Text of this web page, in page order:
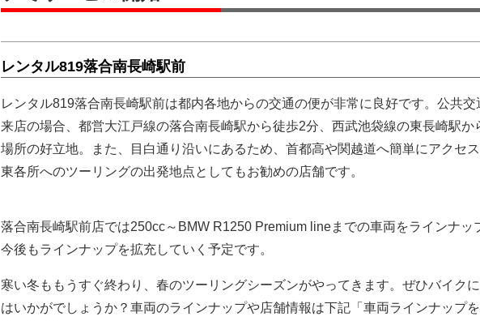
レンタル819落合南長崎駅前
レンタル819落合南長崎駅前は都内各地からの交通の便が非常に良好です。公共交
来店の場合、都営大江戸線の落合南長崎駅から徒歩2分、西武池袋線の東長崎駅か
場所の好立地。また、目白通り沿いにあるため、首都高や関越道へ簡単にアクセ
東各所へのツーリングの出発地点としてもお勧めの店舗です。
落合南長崎駅前店では250cc～BMW R1250 Premium lineまでの車両をラインナッ
今後もラインナップを拡充していく予定です。
寒い冬ももうすぐ終わり、春のツーリングシーズンがやってきます。ぜひバイク
はいかがでしょうか？車両のラインナップや店舗情報は下記「車両ラインナップ